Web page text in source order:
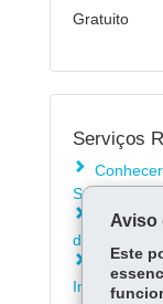
Gratuito
Serviços
Som de
do Som em
Imagem e
Aviso
Este